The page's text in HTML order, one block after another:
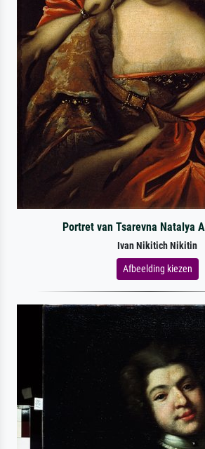
Portret van Tsarevna Natalya
Ivan Nikitich Nikitin
Afbeelding kiezen